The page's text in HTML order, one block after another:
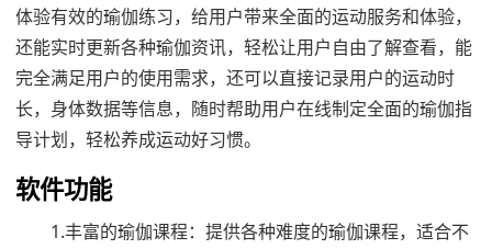
体验有效的瑜伽练习，给用户带来全面的运动服务和体验，
还能实时更新各种瑜伽资讯，轻松让用户自由了解查看，能
完全满足用户的使用需求，还可以直接记录用户的运动时
长，身体数据等信息，随时帮助用户在线制定全面的瑜伽指
导计划，轻松养成运动好习惯。
软件功能
1.丰富的瑜伽课程：提供各种难度的瑜伽课程，适合不